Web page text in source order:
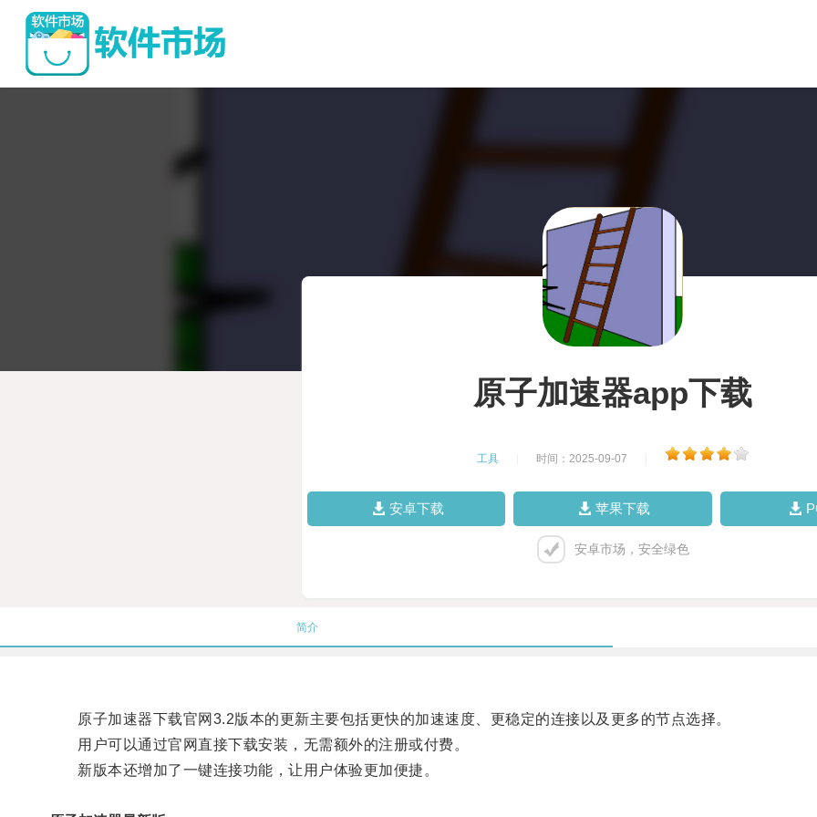
原子加速器app下载
工具 时间：2025-09-07
安卓下载 苹果下载
安卓市场，安全绿色
简介
原子加速器下载官网3.2版本的更新主要包括更快的加速速度、更稳定的连接以及更多的节点选择。
用户可以通过官网直接下载安装，无需额外的注册或付费。
新版本还增加了一键连接功能，让用户体验更加便捷。